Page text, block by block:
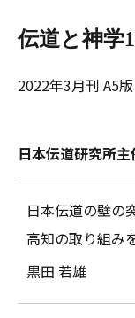
伝道と神学
2022年3月刊 A5
日本伝道研究所
日本伝道の壁の
高知の取り組み
黒田 若雄